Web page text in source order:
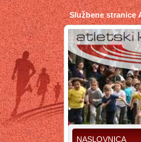
Službene stranice
NASLOVNICA